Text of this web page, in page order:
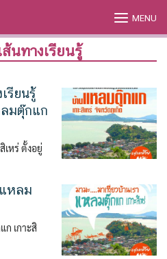
MENU
นทางเรียนรู้
รียนรู้
มตุ๊กแก
เหร่ ตั้งอยู่
หลม
ก เกาะสิ